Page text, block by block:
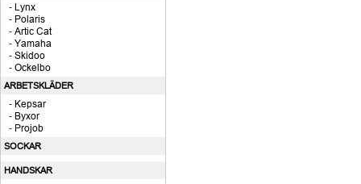
- Lynx
- Polaris
- Artic Cat
- Yamaha
- Skidoo
- Ockelbo
ARBETSKLÄDER
- Kepsar
- Byxor
- Projob
SOCKAR
HANDSKAR